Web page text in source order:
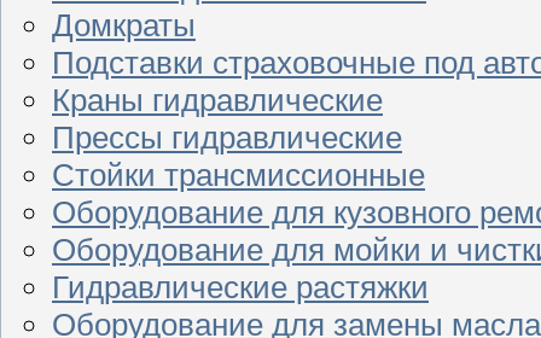
Домкраты
Подставки страховочные под
Краны гидравлические
Прессы гидравлические
Стойки трансмиссионные
Оборудование для кузовного
Оборудование для мойки и
Гидравлические растяжки
Оборудование для замены масла